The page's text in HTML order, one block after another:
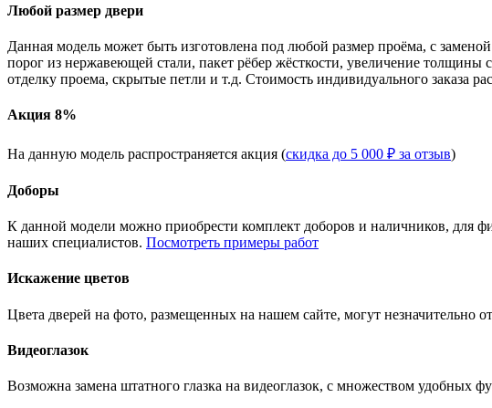
Любой размер двери
Данная модель может быть изготовлена под любой размер проёма, с
порог из нержавеющей стали, пакет рёбер жёсткости, увеличение
отделку проема, скрытые петли и т.д. Стоимость индивидуального заказа
Акция 8%
На данную модель распространяется акция (скидка до 5 000 ₽ за отзыв)
Доборы
К данной модели можно приобрести комплект доборов и наличников, для
наших специалистов. Посмотреть примеры работ
Искажение цветов
Цвета дверей на фото, размещенных на нашем сайте, могут незначительно
Видеоглазок
Возможна замена штатного глазка на видеоглазок, с множеством удобных